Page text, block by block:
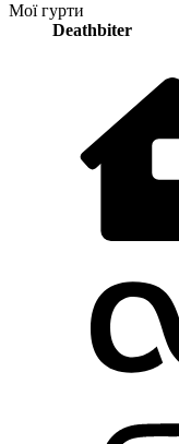
Мої гурти
Deathbiter